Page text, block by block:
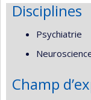
Disciplines
Psychiatrie
Champ